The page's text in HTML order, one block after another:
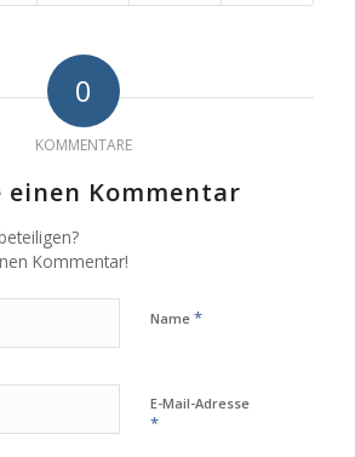
0
KOMMENTARE
einen Kommentar
Kommentar!
Name *
E-Mail-Adresse
*